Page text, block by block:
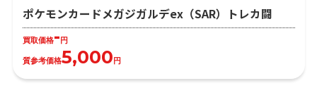
ポケモンカードメガジガルデex（SAR）トレカ闘
買取価格- 円
質参考価格5,000 円